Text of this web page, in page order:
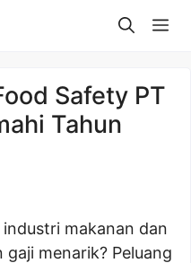
Safety PT
Tahun
makanan dan
menarik? Peluang